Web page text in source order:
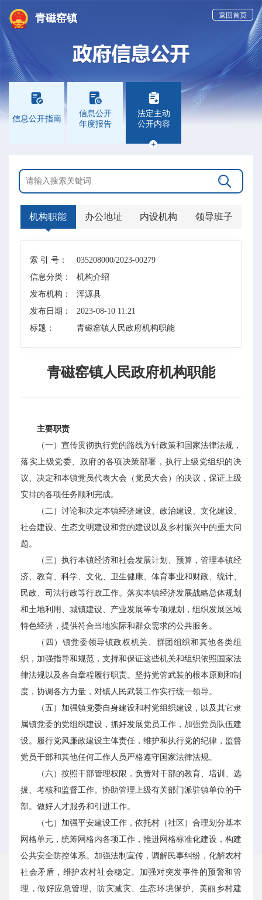
青磁窑镇 返回首页

信息公开指南

信息公开
年度报告

法定主动
公开内容


机构职能 办公地址 内设机构 领导班子
索 引 号：
035208000/2023-00279
信息分类：
机构介绍
发布机构：
浑源县
发布日期：
2023-08-10 11:21
标题：
青磁窑镇人民政府机构职能
青磁窑镇人民政府机构职能
主要职责
（一）宣传贯彻执行党的路线方针政策和国家法律法规，
落实上级党委、政府的各项决策部署，执行上级党组织的决
议、决定和本镇党员代表大会（党员大会）的决议，保证上级
安排的各项任务顺利完成。
（二）讨论和决定本镇经济建设、政治建设、文化建设、
社会建设、生态文明建设和党的建设以及乡村振兴中的重大问
题。
（三）执行本镇经济和社会发展计划、预算，管理本镇经
济、教育、科学、文化、卫生健康、体育事业和财政、统计、
民政、司法行政等行政工作。落实本镇经济发展战略总体规划
和土地利用、城镇建设、产业发展等专项规划，组织发展区域
特色经济，提供符合当地实际和群众需求的公共服务。
（四）镇党委领导镇政权机关、群团组织和其他各类组
织，加强指导和规范，支持和保证这些机关和组织依照国家法
律法规以及各自章程履行职责。坚持党管武装的根本原则和制
度，协调各方力量，对镇人民武装工作实行统一领导。
（五）加强镇党委自身建设和村党组织建设，以及其它隶
属镇党委的党组织建设，抓好发展党员工作，加强党员队伍建
设。履行党风廉政建设主体责任，维护和执行党的纪律，监督
党员干部和其他任何工作人员严格遵守国家法律法规。
（六）按照干部管理权限，负责对干部的教育、培训、选
拔、考核和监督工作。协助管理上级有关部门派驻镇单位的干
部。做好人才服务和引进工作。
（七）加强平安建设工作，依托村（社区）合理划分基本
网格单元，统筹网格内各项工作，推进网格标准化建设，构建
公共安全防控体系。加强法制宣传，调解民事纠纷，化解农村
社会矛盾，维护农村社会稳定。加强对突发事件的预警和管
理，做好应急管理、防灾减灾、生态环境保护、美丽乡村建